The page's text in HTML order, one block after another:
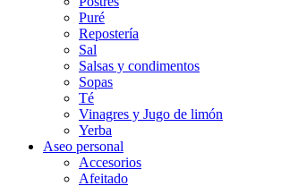
Puré
Repostería
Sal
Salsas y condimentos
Sopas
Té
Vinagres y Jugo de limón
Yerba
Aseo personal
Accesorios
Afeitado